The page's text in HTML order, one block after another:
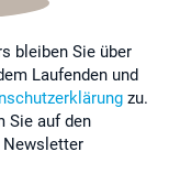
bleiben Sie über
Laufenden und
zu.
Sie auf den
Newsletter